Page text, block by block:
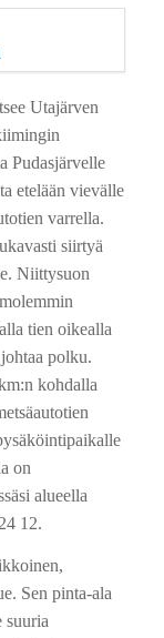
Utajärven
Pudasjärvelle
etelään vievälle
varrella.
siirtyä
Niittysuon
tien oikealla
polku.
kohdalla
on
alueella
12.
Sen pinta-ala
suuria